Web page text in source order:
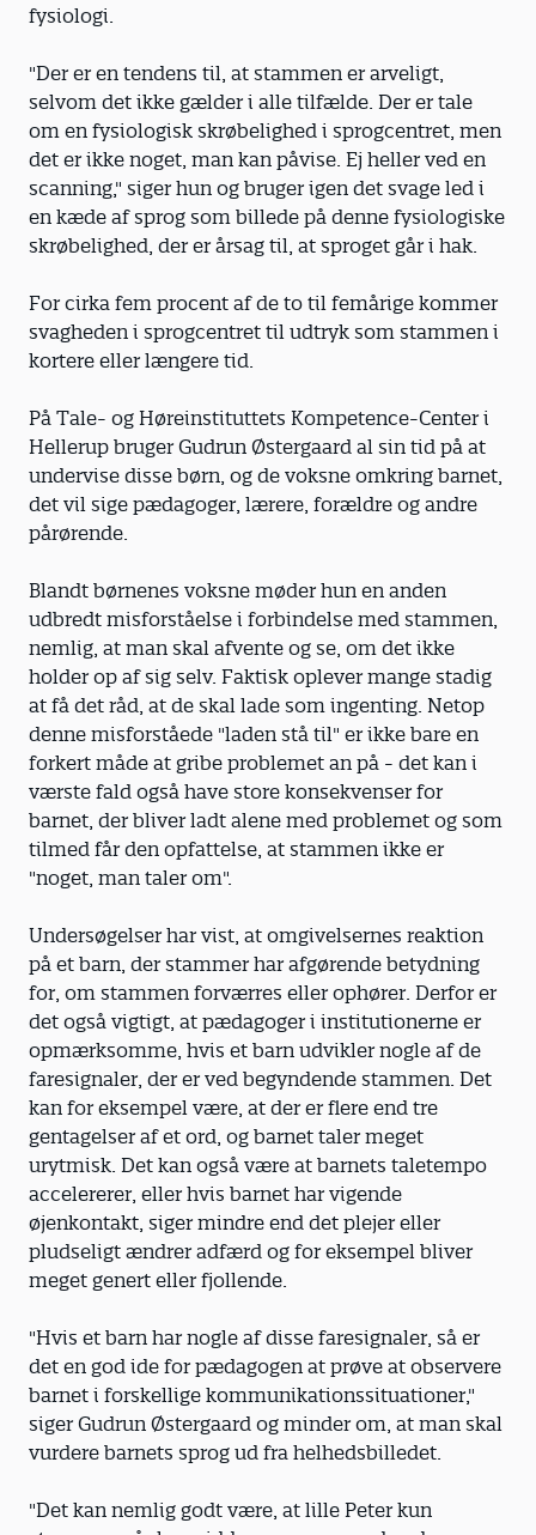
fysiologi.
"Der er en tendens til, at stammen er arveligt,
selvom det ikke gælder i alle tilfælde. Der er tale
om en fysiologisk skrøbelighed i sprogcentret, men
det er ikke noget, man kan påvise. Ej heller ved en
scanning," siger hun og bruger igen det svage led i
en kæde af sprog som billede på denne fysiologiske
skrøbelighed, der er årsag til, at sproget går i hak.
For cirka fem procent af de to til femårige kommer
svagheden i sprogcentret til udtryk som stammen i
kortere eller længere tid.
På Tale- og Høreinstituttets Kompetence-Center i
Hellerup bruger Gudrun Østergaard al sin tid på at
undervise disse børn, og de voksne omkring barnet,
det vil sige pædagoger, lærere, forældre og andre
pårørende.
Blandt børnenes voksne møder hun en anden
udbredt misforståelse i forbindelse med stammen,
nemlig, at man skal afvente og se, om det ikke
holder op af sig selv. Faktisk oplever mange stadig
at få det råd, at de skal lade som ingenting. Netop
denne misforståede "laden stå til" er ikke bare en
forkert måde at gribe problemet an på - det kan i
værste fald også have store konsekvenser for
barnet, der bliver ladt alene med problemet og som
tilmed får den opfattelse, at stammen ikke er
"noget, man taler om".
Undersøgelser har vist, at omgivelsernes reaktion
på et barn, der stammer har afgørende betydning
for, om stammen forværres eller ophører. Derfor er
det også vigtigt, at pædagoger i institutionerne er
opmærksomme, hvis et barn udvikler nogle af de
faresignaler, der er ved begyndende stammen. Det
kan for eksempel være, at der er flere end tre
gentagelser af et ord, og barnet taler meget
urytmisk. Det kan også være at barnets taletempo
accelererer, eller hvis barnet har vigende
øjenkontakt, siger mindre end det plejer eller
pludseligt ændrer adfærd og for eksempel bliver
meget genert eller fjollende.
"Hvis et barn har nogle af disse faresignaler, så er
det en god ide for pædagogen at prøve at observere
barnet i forskellige kommunikationssituationer,"
siger Gudrun Østergaard og minder om, at man skal
vurdere barnets sprog ud fra helhedsbilledet.
"Det kan nemlig godt være, at lille Peter kun